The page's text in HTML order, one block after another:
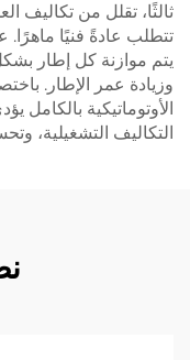
ثالثًا، تقلل من تكاليف
تتطلب عادةً فنيًا ماهرًا.
يتم موازنة كل إطار
وزيادة عمر الإطار.
الأوتوماتيكية بالكامل
التكاليف التشغيلية،